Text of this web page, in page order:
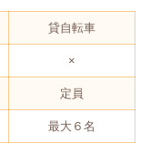
貸自転車
×
定員
最大６名